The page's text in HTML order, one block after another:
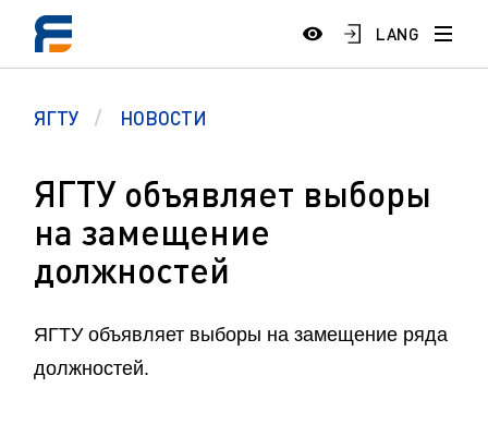
LANG
ЯГТУ НОВОСТИ
ЯГТУ объявляет выборы
на замещение
должностей
ЯГТУ объявляет выборы на замещение ряда
должностей.